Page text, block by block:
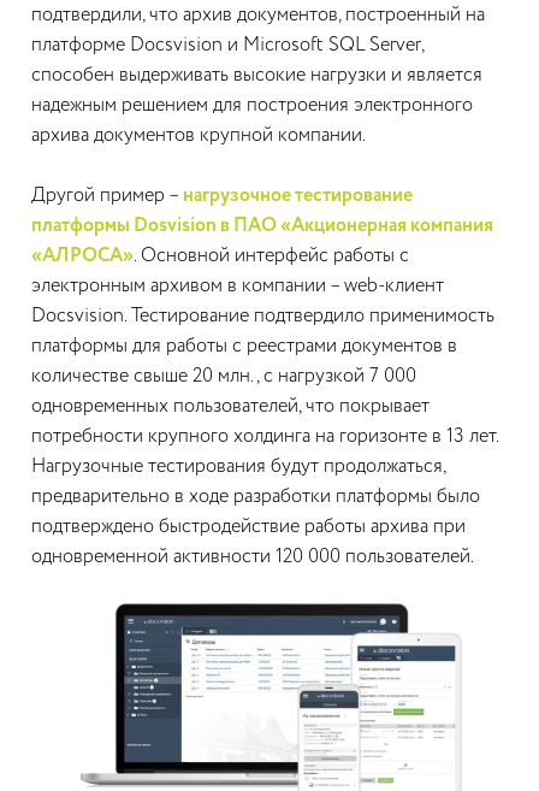
подтвердили, что архив документов, построенный на
платформе Docsvision и Microsoft SQL Server,
способен выдерживать высокие нагрузки и является
надежным решением для построения электронного
архива документов крупной компании.
Другой пример – нагрузочное тестирование
платформы Dosvision в ПАО «Акционерная компания
«АЛРОСА». Основной интерфейс работы с
электронным архивом в компании – web-клиент
Docsvision. Тестирование подтвердило применимость
платформы для работы с реестрами документов в
количестве свыше 20 млн., c нагрузкой 7 000
одновременных пользователей, что покрывает
потребности крупного холдинга на горизонте в 13 лет.
Нагрузочные тестирования будут продолжаться,
предварительно в ходе разработки платформы было
подтверждено быстродействие работы архива при
одновременной активности 120 000 пользователей.